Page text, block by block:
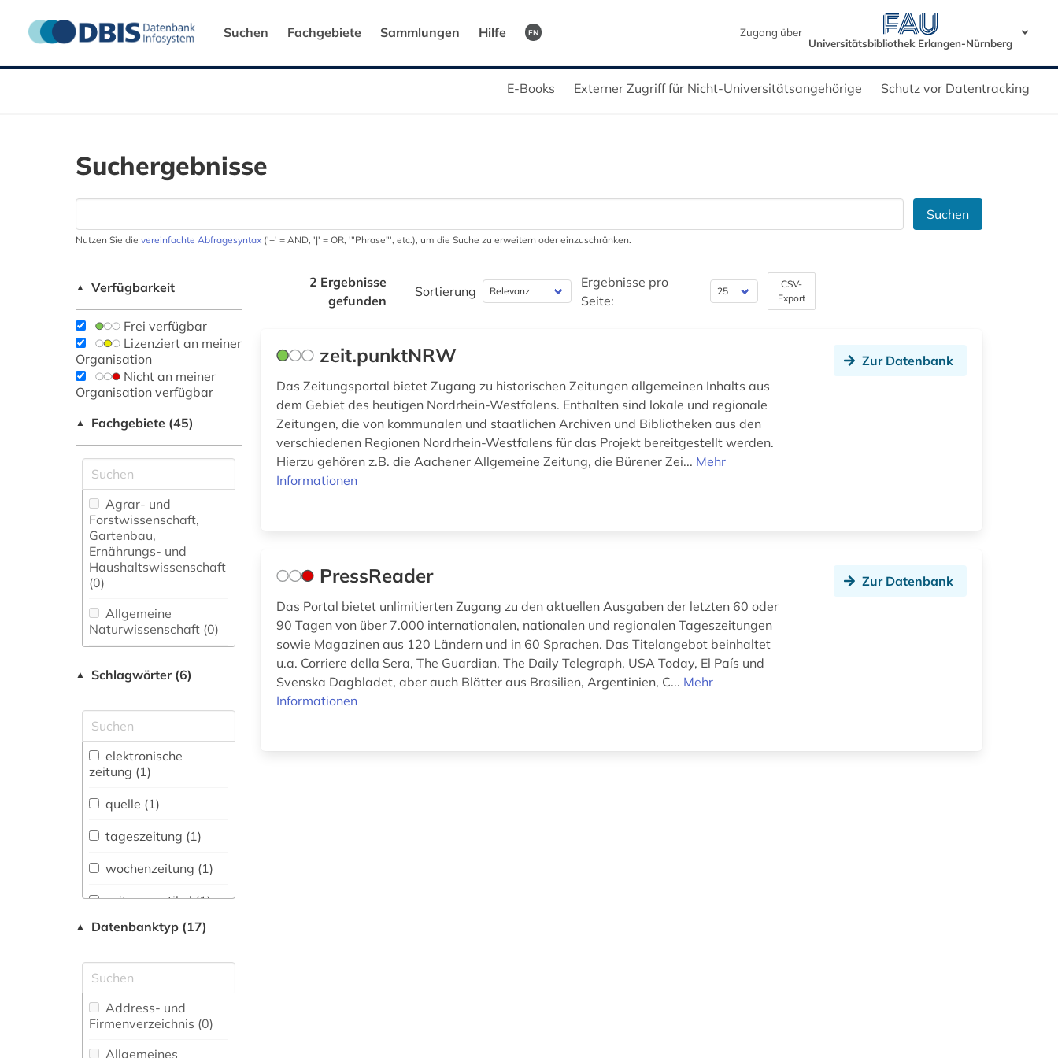
Suchen Fachgebiete Sammlungen Hilfe EN
Zugang über
Universitätsbibliothek Erlangen-Nürnberg
E-Books Externer Zugriff für Nicht-Universitätsangehörige Schutz vor Datentracking
Suchergebnisse
Suchen
Nutzen Sie die vereinfachte Abfragesyntax ('+' = AND, '|' = OR, '"Phrase"', etc.), um die Suche zu erweitern oder einzuschränken.
▲ Verfügbarkeit
Frei verfügbar
Lizenziert an meiner
Organisation
Nicht an meiner
Organisation verfügbar
▲ Fachgebiete (45)
Agrar- und
Forstwissenschaft,
Gartenbau,
Ernährungs- und
Haushaltswissenschaft
(0)
Allgemeine
Naturwissenschaft (0)
fachübergreifende
Allgemeine und
vergleichende Sprach-
und
Literaturwissenschaft.
Außereuropäische
Sprachen und
Literaturen (0)
Anglistik.
Amerikanistik (0)
Vermessungswesen (0)
Biologie,
Biotechnologie (0)
Buch- und
▲ Schlagwörter (6)
elektronische
zeitung (1)
quelle (1)
tageszeitung (1)
wochenzeitung (1)
zeitungsartikel (1)
zeitungsportal (2)
▲ Datenbanktyp (17)
Address- und
Firmenverzeichnis (0)
Allgemeines
2 Ergebnisse
gefunden
Sortierung
Ergebnisse pro
Seite:
CSV-
Export
zeit.punktNRW
Das Zeitungsportal bietet Zugang zu historischen Zeitungen allgemeinen Inhalts aus
dem Gebiet des heutigen Nordrhein-Westfalens. Enthalten sind lokale und regionale
Zeitungen, die von kommunalen und staatlichen Archiven und Bibliotheken aus den
verschiedenen Regionen Nordrhein-Westfalens für das Projekt bereitgestellt werden.
Hierzu gehören z.B. die Aachener Allgemeine Zeitung, die Bürener Zei... Mehr
Informationen
Zur Datenbank
PressReader
Das Portal bietet unlimitierten Zugang zu den aktuellen Ausgaben der letzten 60 oder
90 Tagen von über 7.000 internationalen, nationalen und regionalen Tageszeitungen
sowie Magazinen aus 120 Ländern und in 60 Sprachen. Das Titelangebot beinhaltet
u.a. Corriere della Sera, The Guardian, The Daily Telegraph, USA Today, El País und
Svenska Dagbladet, aber auch Blätter aus Brasilien, Argentinien, C... Mehr
Informationen
Zur Datenbank